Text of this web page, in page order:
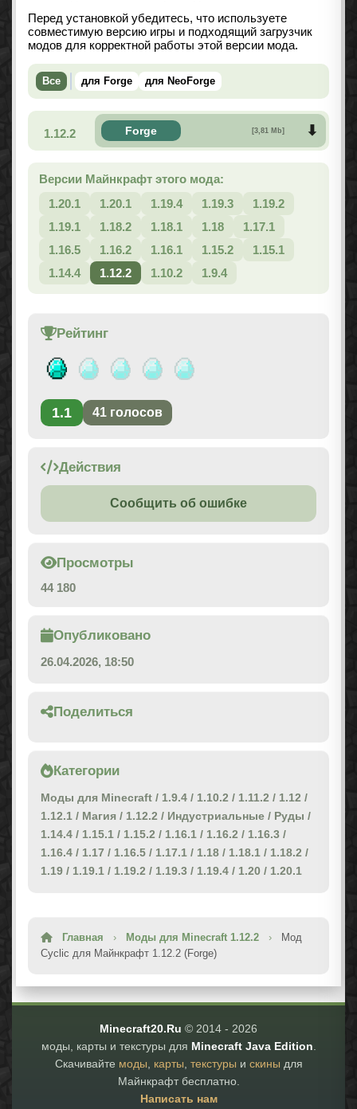
Перед установкой убедитесь, что используете
совместимую версию игры и подходящий загрузчик
модов для корректной работы этой версии мода.
Все для Forge для NeoForge
1.12.2 Forge [3,81 Mb]
Версии Майнкрафт этого мода:
1.20.1
1.20.1 1.19.4 1.19.3
1.19.2
1.19.1
1.18.2 1.18.1 1.18
1.17.1
1.16.5
1.16.2 1.16.1 1.15.2
1.15.1
1.14.4
1.12.2 1.10.2 1.9.4
Рейтинг
1.1 41 голосов
Действия
Сообщить об ошибке
Просмотры
44 180
Опубликовано
26.04.2026, 18:50
Поделиться
Категории
Моды для Minecraft / 1.9.4 / 1.10.2 / 1.11.2 / 1.12 /
1.12.1 / Магия / 1.12.2 / Индустриальные / Руды /
1.14.4 / 1.15.1 / 1.15.2 / 1.16.1 / 1.16.2 / 1.16.3 /
1.16.4 / 1.17 / 1.16.5 / 1.17.1 / 1.18 / 1.18.1 / 1.18.2 /
1.19 / 1.19.1 / 1.19.2 / 1.19.3 / 1.19.4 / 1.20 / 1.20.1
Главная › Моды для Minecraft 1.12.2 ›
Мод
Cyclic для Майнкрафт 1.12.2 (Forge)
Minecraft20.Ru © 2014 - 2026
моды, карты и текстуры для Minecraft Java Edition
Скачивайте моды карты текстуры и скины для
Майнкрафт бесплатно.
Написать нам